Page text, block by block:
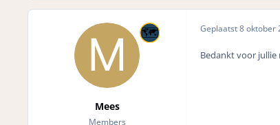
Mees
Members
Geplaatst8 oktober
Bedankt voor jullie